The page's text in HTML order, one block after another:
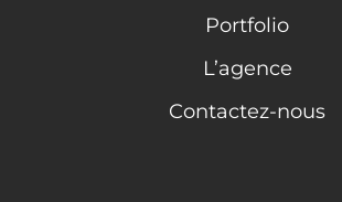
Portfolio
L’agence
Contactez-nous